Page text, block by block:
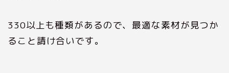
330以上も種類があるので、最適な素材が見つか
ること請け合いです。